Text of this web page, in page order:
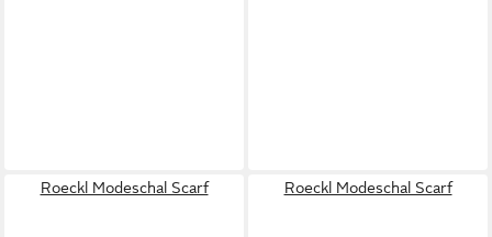
Roeckl Modeschal Scarf Roeckl Modeschal Scarf